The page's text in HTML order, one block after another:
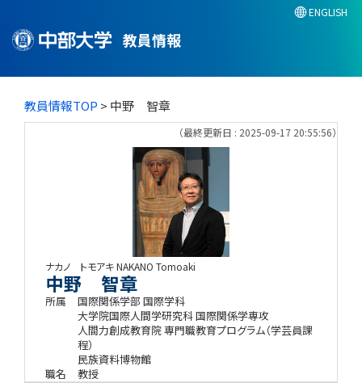
教員情報
ENGLISH
教員情報TOP > 中野 智章
（最終更新日 : 2025-09-17 20:55:56）
ナカノ トモアキNAKANO Tomoaki
中野 智章
所属
国際関係学部 国際学科
大学院国際人間学研究科 国際関係学専攻
人間力創成教育院 専門職教育プログラム（学芸員課
程）
民族資料博物館
職名
教授